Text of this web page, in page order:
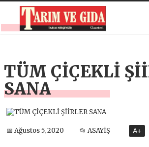
TÜM ÇİÇEKLİ
SANA
📅 Ağustos 5, 2020 📂 ASAYİŞ A+